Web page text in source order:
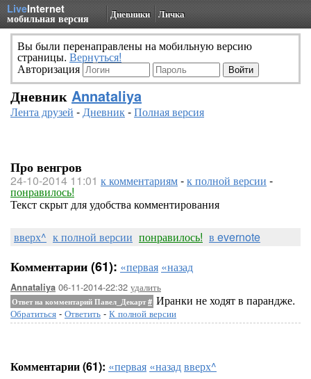
LiveInternet
мобильная версия Дневники Личка
Вы были перенаправлены на мобильную версию
страницы. Вернуться!
Авторизация
Дневник Annataliya
Лента друзей -Дневник-Полная версия
Про венгров
24-10-2014 11:01 к комментариям-к полной версии -
понравилось!
Текст скрыт для удобства комментирования
вверх^ к полной версии понравилось! в evernote
Комментарии (61): «первая «назад
Annataliya 06-11-2014-22:32 удалить
Ответ на комментарий Павел_Декарт# Иранки не ходят в парандже.
Обратиться - Ответить - К полной версии
Комментарии (61): «первая «назадвверх^